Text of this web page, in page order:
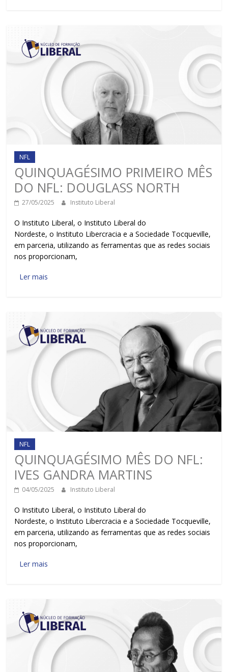
NFL
QUINQUAGÉSIMO PRIMEIRO MÊS
DO NFL: DOUGLASS NORTH
27/05/2025 Instituto Liberal
O Instituto Liberal, o Instituto Liberal do
Nordeste, o Instituto Libercracia e a Sociedade Tocqueville,
em parceria, utilizando as ferramentas que as redes sociais
nos proporcionam,
Ler mais
NFL
QUINQUAGÉSIMO MÊS DO NFL:
IVES GANDRA MARTINS
04/05/2025 Instituto Liberal
O Instituto Liberal, o Instituto Liberal do
Nordeste, o Instituto Libercracia e a Sociedade Tocqueville,
em parceria, utilizando as ferramentas que as redes sociais
nos proporcionam,
Ler mais